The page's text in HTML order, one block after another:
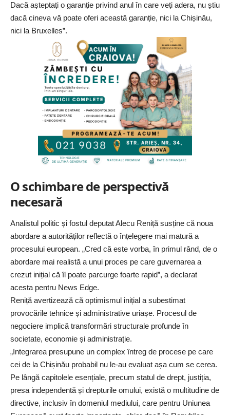
Dacă așteptați o garanție privind anul în care veți adera, nu știu
dacă cineva vă poate oferi această garanție, nici la Chișinău,
nici la Bruxelles”.
O schimbare de perspectivă
necesară
Analistul politic și fostul deputat Alecu Reniță susține că noua
abordare a autorităților reflectă o înțelegere mai matură a
procesului european. „Cred că este vorba, în primul rând, de o
abordare mai realistă a unui proces pe care guvernarea a
crezut inițial că îl poate parcurge foarte rapid”, a declarat
acesta pentru News Edge.
Reniță avertizează că optimismul inițial a subestimat
provocările tehnice și administrative uriașe. Procesul de
negociere implică transformări structurale profunde în
societate, economie și administrație.
„Integrarea presupune un complex întreg de procese pe care
cei de la Chișinău probabil nu le-au evaluat așa cum se cerea.
Pe lângă capitolele esențiale, precum statul de drept, justiția,
presa independentă și drepturile omului, există o multitudine de
directive, inclusiv în domeniul mediului, care pentru Uniunea